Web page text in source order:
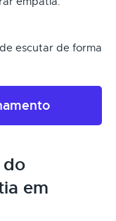
escutar de forma
do
em